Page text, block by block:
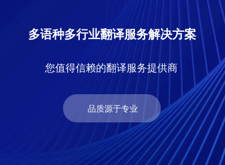
多语种多行业翻译服务解决方案
您值得信赖的翻译服务提供商
品质源于专业